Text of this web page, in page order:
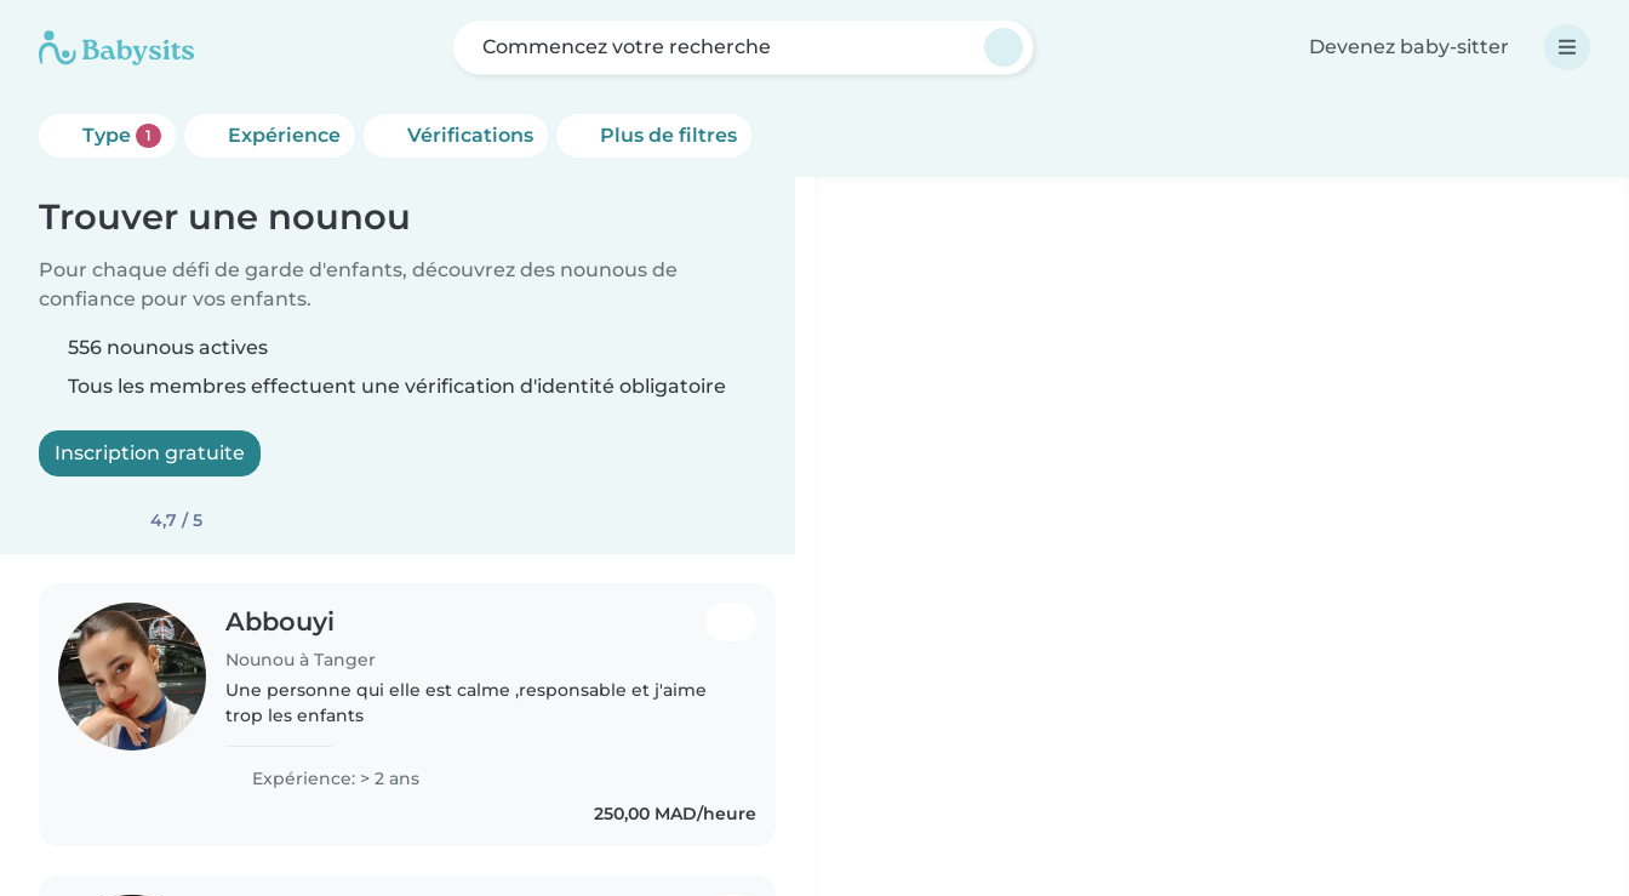
Commencez votre recherche Devenez baby-sitter
Type 1 Expérience Vérifications Plus de filtres
Trouver une nounou
Pour chaque défi de garde d'enfants, découvrez des nounous de
confiance pour vos enfants.
556 nounous actives
Tous les membres effectuent une vérification d'identité obligatoire
Inscription gratuite
4,7 / 5
Abbouyi
Nounou à Tanger
Une personne qui elle est calme ,responsable et j'aime
trop les enfants
Expérience: > 2 ans
250,00 MAD/heure